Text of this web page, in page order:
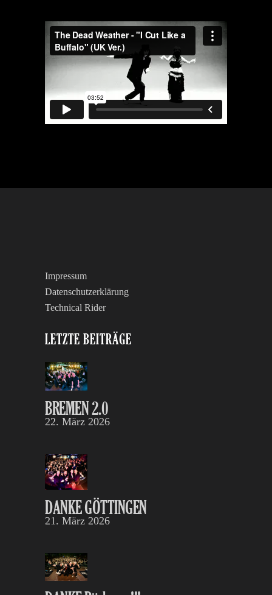
Impressum
Datenschutzerklärung
Technical Rider
LETZTE BEITRÄGE
BREMEN 2.0
22. März 2026
DANKE GÖTTINGEN
21. März 2026